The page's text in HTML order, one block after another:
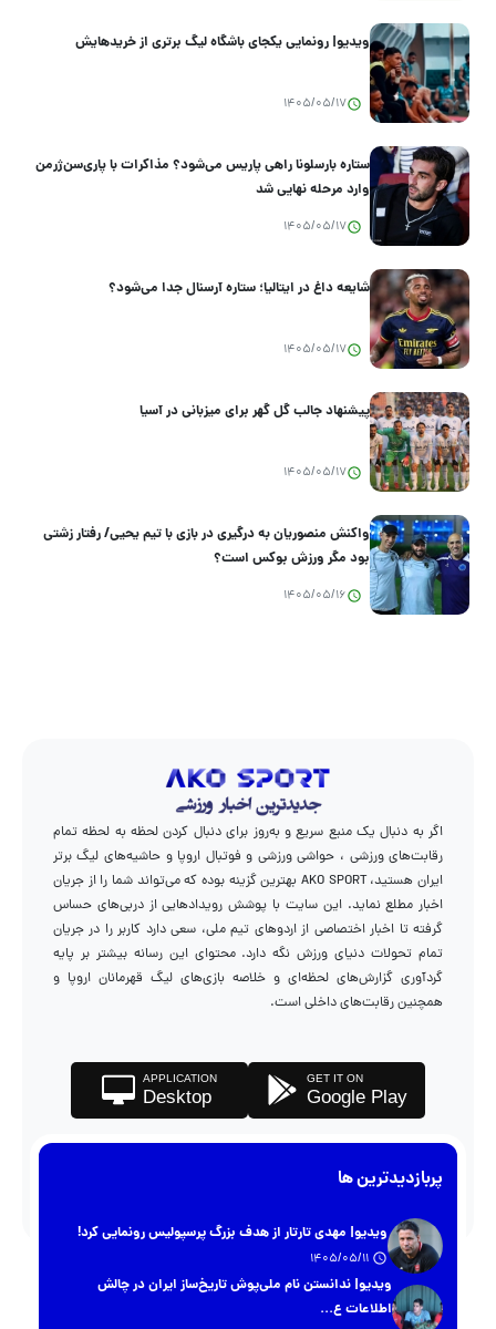
ویدیو| رونمایی یکجای باشگاه لیگ برتری از خریدهایش
1405/05/17
ستاره بارسلونا راهی پاریس می‌شود؟ مذاکرات با پاری‌سن‌ژرمن
وارد مرحله نهایی شد
1405/05/17
شایعه داغ در ایتالیا؛ ستاره آرسنال جدا می‌شود؟
1405/05/17
پیشنهاد جالب گل گهر برای میزبانی در آسیا
1405/05/17
واکنش منصوریان به درگیری در بازی با تیم یحیی/ رفتار زشتی
بود مگر ورزش بوکس است؟
1405/05/16
اگر به دنبال یک منبع سریع و به‌روز برای دنبال کردن لحظه به لحظه تمام
رقابت‌های ورزشی ، حواشی ورزشی و فوتبال اروپا و حاشیه‌های لیگ برتر
ایران هستید، AKO SPORT بهترین گزینه بوده که می‌تواند شما را از جریان
اخبار مطلع نماید. این سایت با پوشش رویدادهایی از دربی‌های حساس
گرفته تا اخبار اختصاصی از اردوهای تیم ملی، سعی دارد کاربر را در جریان
تمام تحولات دنیای ورزش نگه دارد. محتوای این رسانه بیشتر بر پایه
گردآوری گزارش‌های لحظه‌ای و خلاصه بازی‌های لیگ قهرمانان اروپا و
همچنین رقابت‌های داخلی است.
GET IT ON
Google Play
APPLICATION
Desktop
پربازدیدترین ها
ویدیو| مهدی تارتار از هدف بزرگ پرسپولیس رونمایی کرد!
ویدیو| ندانستن نام ملی‌پوش تاریخ‌ساز ایران در چالش
اطلاعات ع...